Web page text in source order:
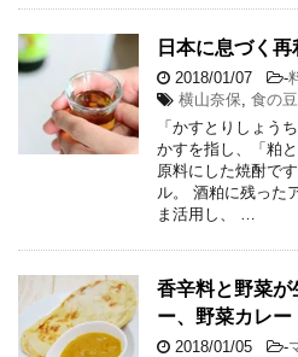
日本に息づく
2018/01/07 -
横山奈保, 食の
「かすとりしょう
かすを指し、「粕
原料にした焼酎で
ル。 酒粕に残った
ま活用し、 …
香辛料と野菜が
ー、野菜カレー
2018/01/05 -